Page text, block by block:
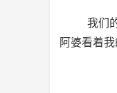
我们的护
阿婆看着